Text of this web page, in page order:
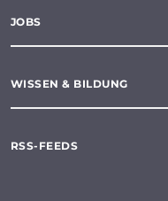
JOBS
WISSEN & BILDUNG
RSS-FEEDS